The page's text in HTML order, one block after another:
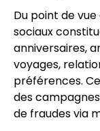
Du point de
sociaux
anniversaires,
voyages,
préférences.
des
de fraudes via